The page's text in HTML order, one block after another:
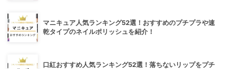
マニキュア人気ランキング52選！おすすめのプチプラや速
乾タイプのネイルポリッシュを紹介！
口紅おすすめ人気ランキング52選！落ちないリップをプチ